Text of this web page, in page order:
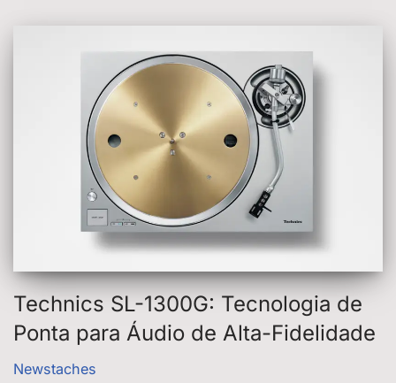
Technics SL-1300G: Tecnologia de
Ponta para Áudio de Alta-Fidelidade
Newstaches